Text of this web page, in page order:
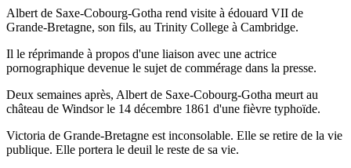
Albert de Saxe-Cobourg-Gotha rend visite à édouard VII de
Grande-Bretagne, son fils, au Trinity College à Cambridge.
Il le réprimande à propos d'une liaison avec une actrice
pornographique devenue le sujet de commérage dans la presse.
Deux semaines après, Albert de Saxe-Cobourg-Gotha meurt au
château de Windsor le 14 décembre 1861 d'une fièvre typhoïde.
Victoria de Grande-Bretagne est inconsolable. Elle se retire de la vie
publique. Elle portera le deuil le reste de sa vie.